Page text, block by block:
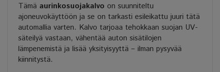
Tämä aurinkosuojakalvo on suunniteltu
ajoneuvokäyttöön ja se on tarkasti esileikattu juuri tätä
automallia varten. Kalvo tarjoaa tehokkaan suojan UV-
säteilyä vastaan, vähentää auton sisätilojen
lämpenemistä ja lisää yksityisyyttä – ilman pysyvää
kiinnitystä.